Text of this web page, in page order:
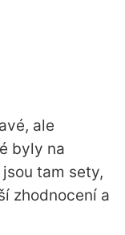
ale
byly na
tam sety,
zhodnocení a